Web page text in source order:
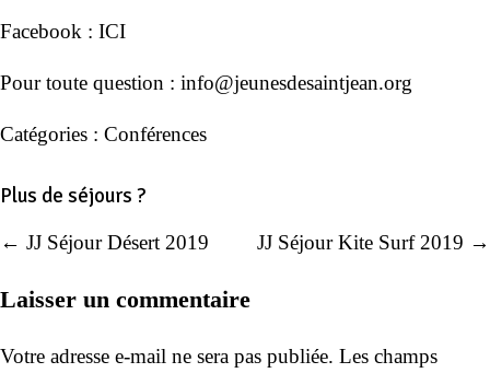
Facebook : ICI
Pour toute question : info@jeunesdesaintjean.org
Catégories : Conférences
Plus de séjours ?
Navigation
de
l’article
← JJ Séjour Désert 2019 JJ Séjour Kite Surf 2019 →
Laisser un commentaire
Votre adresse e-mail ne sera pas publiée. Les champs